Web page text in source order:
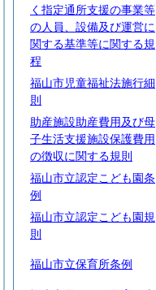
く指定通所支援の事業等
の人員、設備及び運営に
関する基準等に関する規
程
福山市児童福祉法施行細
則
助産施設助産費用及び母
子生活支援施設保護費用
の徴収に関する規則
福山市立認定こども園条
例
福山市立認定こども園規
則
福山市立保育所条例